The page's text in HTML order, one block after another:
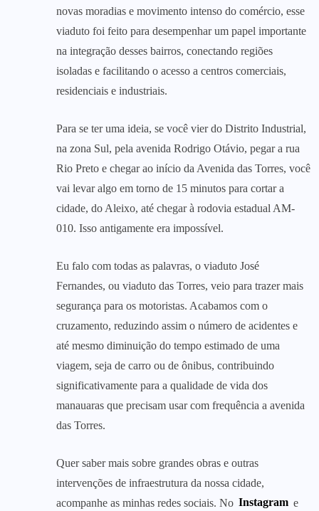
novas moradias e movimento intenso do comércio, esse
viaduto foi feito para desempenhar um papel importante
na integração desses bairros, conectando regiões
isoladas e facilitando o acesso a centros comerciais,
residenciais e industriais.
Para se ter uma ideia, se você vier do Distrito Industrial,
na zona Sul, pela avenida Rodrigo Otávio, pegar a rua
Rio Preto e chegar ao início da Avenida das Torres, você
vai levar algo em torno de 15 minutos para cortar a
cidade, do Aleixo, até chegar à rodovia estadual AM-
010. Isso antigamente era impossível.
Eu falo com todas as palavras, o viaduto José
Fernandes, ou viaduto das Torres, veio para trazer mais
segurança para os motoristas. Acabamos com o
cruzamento, reduzindo assim o número de acidentes e
até mesmo diminuição do tempo estimado de uma
viagem, seja de carro ou de ônibus, contribuindo
significativamente para a qualidade de vida dos
manauaras que precisam usar com frequência a avenida
das Torres.
Quer saber mais sobre grandes obras e outras
intervenções de infraestrutura da nossa cidade,
acompanhe as minhas redes sociais. No Instagram e